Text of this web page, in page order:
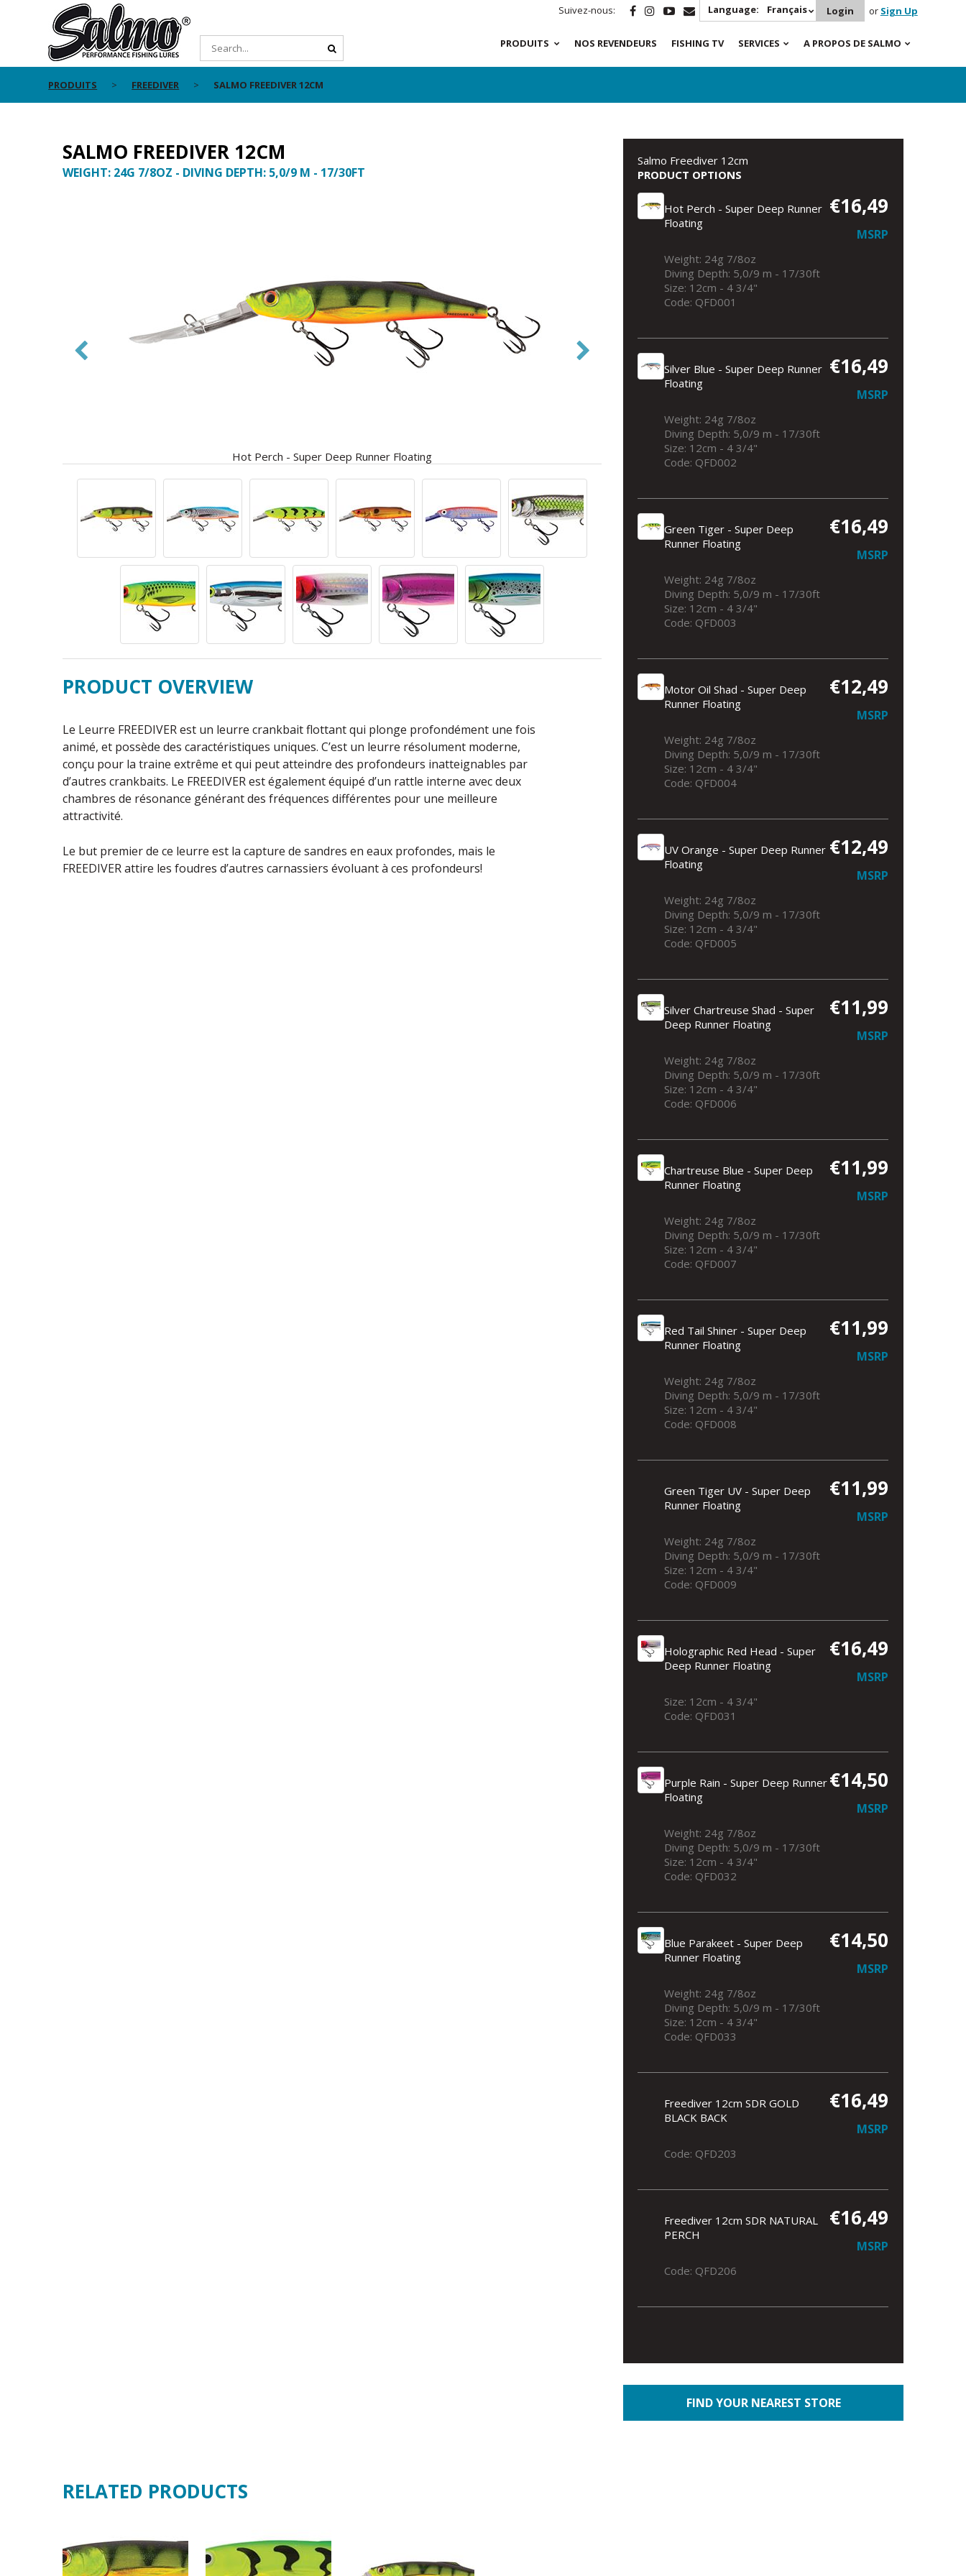
Suivez-nous: Language: Français Login or Sign Up
PRODUITS NOS REVENDEURS FISHING TV SERVICES A PROPOS DE SALMO
PRODUITS FREEDIVER SALMO FREEDIVER 12CM
SALMO FREEDIVER 12CM
WEIGHT: 24G 7/8OZ - DIVING DEPTH: 5,0/9 M - 17/30FT
Hot Perch - Super Deep Runner Floating
PRODUCT OVERVIEW
Le Leurre FREEDIVER est un leurre crankbait flottant qui plonge profondément une fois
animé, et possède des caractéristiques uniques. C’est un leurre résolument moderne,
conçu pour la traine extrême et qui peut atteindre des profondeurs inatteignables par
d’autres crankbaits. Le FREEDIVER est également équipé d’un rattle interne avec deux
chambres de résonance générant des fréquences différentes pour une meilleure
attractivité.
Le but premier de ce leurre est la capture de sandres en eaux profondes, mais le
FREEDIVER attire les foudres d’autres carnassiers évoluant à ces profondeurs!
Salmo Freediver 12cm
PRODUCT OPTIONS
Hot Perch - Super Deep Runner
Floating
€16,49
MSRP
Weight: 24g 7/8oz
Diving Depth: 5,0/9 m - 17/30ft
Size: 12cm - 4 3/4"
Code: QFD001
Silver Blue - Super Deep Runner
Floating
€16,49
MSRP
Weight: 24g 7/8oz
Diving Depth: 5,0/9 m - 17/30ft
Size: 12cm - 4 3/4"
Code: QFD002
Green Tiger - Super Deep
Runner Floating
€16,49
MSRP
Weight: 24g 7/8oz
Diving Depth: 5,0/9 m - 17/30ft
Size: 12cm - 4 3/4"
Code: QFD003
Motor Oil Shad - Super Deep
Runner Floating
€12,49
MSRP
Weight: 24g 7/8oz
Diving Depth: 5,0/9 m - 17/30ft
Size: 12cm - 4 3/4"
Code: QFD004
UV Orange - Super Deep Runner
Floating
€12,49
MSRP
Weight: 24g 7/8oz
Diving Depth: 5,0/9 m - 17/30ft
Size: 12cm - 4 3/4"
Code: QFD005
Silver Chartreuse Shad - Super
Deep Runner Floating
€11,99
MSRP
Weight: 24g 7/8oz
Diving Depth: 5,0/9 m - 17/30ft
Size: 12cm - 4 3/4"
Code: QFD006
Chartreuse Blue - Super Deep
Runner Floating
€11,99
MSRP
Weight: 24g 7/8oz
Diving Depth: 5,0/9 m - 17/30ft
Size: 12cm - 4 3/4"
Code: QFD007
Red Tail Shiner - Super Deep
Runner Floating
€11,99
MSRP
Weight: 24g 7/8oz
Diving Depth: 5,0/9 m - 17/30ft
Size: 12cm - 4 3/4"
Code: QFD008
Green Tiger UV - Super Deep
Runner Floating
€11,99
MSRP
Weight: 24g 7/8oz
Diving Depth: 5,0/9 m - 17/30ft
Size: 12cm - 4 3/4"
Code: QFD009
Holographic Red Head - Super
Deep Runner Floating
€16,49
MSRP
Size: 12cm - 4 3/4"
Code: QFD031
Purple Rain - Super Deep Runner
Floating
€14,50
MSRP
Weight: 24g 7/8oz
Diving Depth: 5,0/9 m - 17/30ft
Size: 12cm - 4 3/4"
Code: QFD032
Blue Parakeet - Super Deep
Runner Floating
€14,50
MSRP
Weight: 24g 7/8oz
Diving Depth: 5,0/9 m - 17/30ft
Size: 12cm - 4 3/4"
Code: QFD033
Freediver 12cm SDR GOLD
BLACK BACK
€16,49
MSRP
Code: QFD203
Freediver 12cm SDR NATURAL
PERCH
€16,49
MSRP
Code: QFD206
FIND YOUR NEAREST STORE
RELATED PRODUCTS